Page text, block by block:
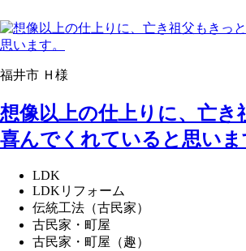
福井市 Ｈ様
想像以上の仕上りに、亡き
喜んでくれていると思いま
LDK
LDKリフォーム
伝統工法（古民家）
古民家・町屋
古民家・町屋（趣）